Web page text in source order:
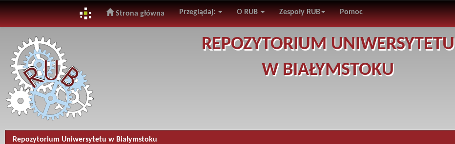
navigation
Strona główna Przeglądaj: O RUB Zespoły RUB Pomoc
REPOZYTORIUM UNIWERSYTETU
W BIAŁYMSTOKU
Repozytorium Uniwersytetu w Białymstoku